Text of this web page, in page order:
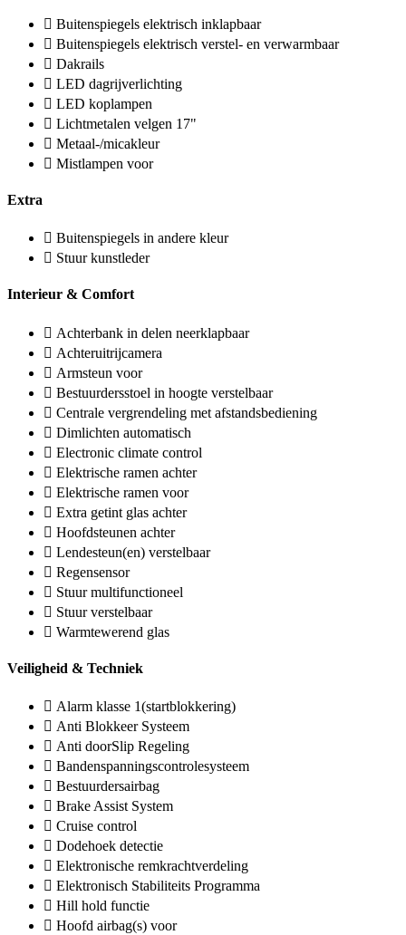
Buitenspiegels elektrisch inklapbaar
Buitenspiegels elektrisch verstel- en verwarmbaar
Dakrails
LED dagrijverlichting
LED koplampen
Lichtmetalen velgen 17"
Metaal-/micakleur
Mistlampen voor
Extra
Buitenspiegels in andere kleur
Stuur kunstleder
Interieur & Comfort
Achterbank in delen neerklapbaar
Achteruitrijcamera
Armsteun voor
Bestuurdersstoel in hoogte verstelbaar
Centrale vergrendeling met afstandsbediening
Dimlichten automatisch
Electronic climate control
Elektrische ramen achter
Elektrische ramen voor
Extra getint glas achter
Hoofdsteunen achter
Lendesteun(en) verstelbaar
Regensensor
Stuur multifunctioneel
Stuur verstelbaar
Warmtewerend glas
Veiligheid & Techniek
Alarm klasse 1(startblokkering)
Anti Blokkeer Systeem
Anti doorSlip Regeling
Bandenspanningscontrolesysteem
Bestuurdersairbag
Brake Assist System
Cruise control
Dodehoek detectie
Elektronische remkrachtverdeling
Elektronisch Stabiliteits Programma
Hill hold functie
Hoofd airbag(s) voor